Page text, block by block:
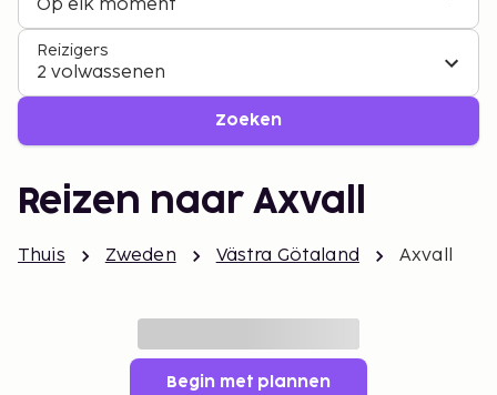
Op elk moment
Reizigers
2 volwassenen
Zoeken
Reizen naar Axvall
Thuis Zweden Västra Götaland Axvall
Begin met plannen